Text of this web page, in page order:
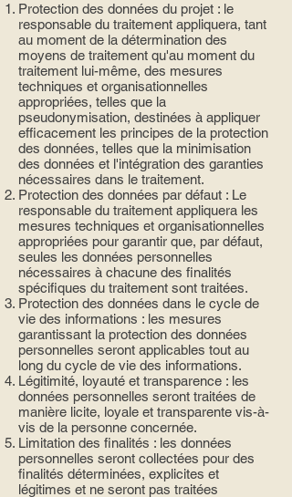
Protection des données du projet : le
responsable du traitement appliquera, tant
au moment de la détermination des
moyens de traitement qu'au moment du
traitement lui-même, des mesures
techniques et organisationnelles
appropriées, telles que la
pseudonymisation, destinées à appliquer
efficacement les principes de la protection
des données, telles que la minimisation
des données et l'intégration des garanties
nécessaires dans le traitement.
Protection des données par défaut : Le
responsable du traitement appliquera les
mesures techniques et organisationnelles
appropriées pour garantir que, par défaut,
seules les données personnelles
nécessaires à chacune des finalités
spécifiques du traitement sont traitées.
Protection des données dans le cycle de
vie des informations : les mesures
garantissant la protection des données
personnelles seront applicables tout au
long du cycle de vie des informations.
Légitimité, loyauté et transparence : les
données personnelles seront traitées de
manière licite, loyale et transparente vis-à-
vis de la personne concernée.
Limitation des finalités : les données
personnelles seront collectées pour des
finalités déterminées, explicites et
légitimes et ne seront pas traitées